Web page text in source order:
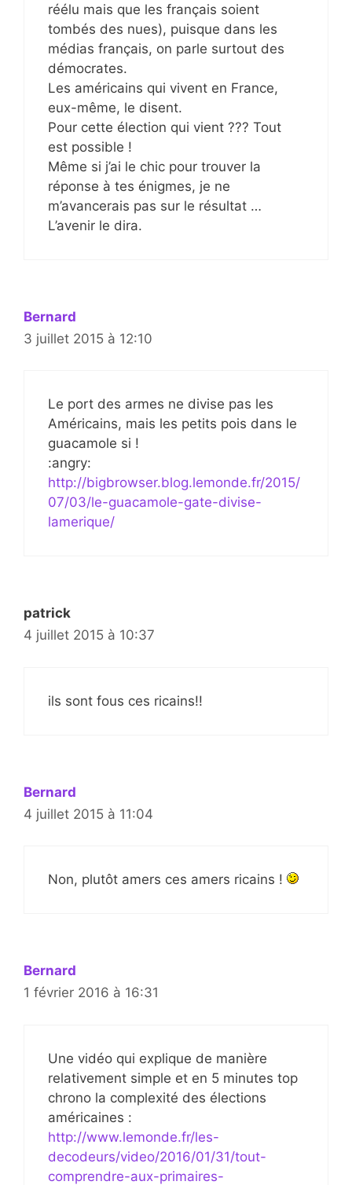
réélu mais que les français soient
tombés des nues), puisque dans les
médias français, on parle surtout des
démocrates.
Les américains qui vivent en France,
eux-même, le disent.
Pour cette élection qui vient ??? Tout
est possible !
Même si j’ai le chic pour trouver la
réponse à tes énigmes, je ne
m’avancerais pas sur le résultat …
L’avenir le dira.
Bernard
3 juillet 2015 à 12:10
Le port des armes ne divise pas les
Américains, mais les petits pois dans le
guacamole si !
:angry:
http://bigbrowser.blog.lemonde.fr/2015/
07/03/le-guacamole-gate-divise-
lamerique/
patrick
4 juillet 2015 à 10:37
ils sont fous ces ricains!!
Bernard
4 juillet 2015 à 11:04
Non, plutôt amers ces amers ricains !
Bernard
1 février 2016 à 16:31
Une vidéo qui explique de manière
relativement simple et en 5 minutes top
chrono la complexité des élections
américaines :
http://www.lemonde.fr/les-
decodeurs/video/2016/01/31/tout-
comprendre-aux-primaires-